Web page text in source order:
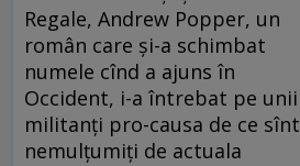
Regale, Andrew Popper, un
român care şi-a schimbat
numele cînd a ajuns în
Occident, i-a întrebat pe unii
militanţi pro-causa de ce sînt
nemulţumiţi de actuala